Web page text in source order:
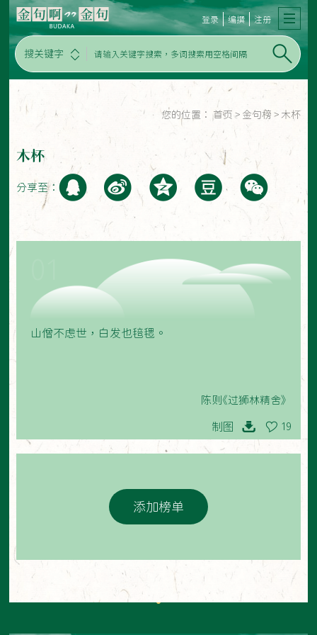
搜关键字
登录 编撰 注册
您的位置： 首页 > 金句榜 > 木杯
木杯
分享至：
山僧不虑世，白发也毰毸。
陈则《过狮林精舍》
制图 19
添加榜单